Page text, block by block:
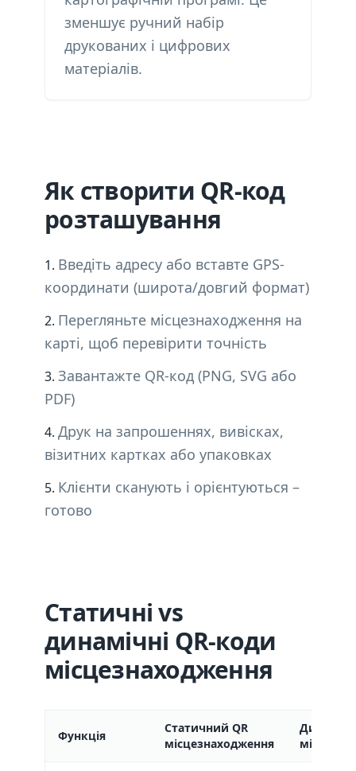
зменшує ручний набір
друкованих і цифрових
матеріалів.
Як створити QR-код
розташування
Введіть адресу або вставте GPS-
координати (широта/довгий формат)
Перегляньте місцезнаходження на
карті, щоб перевірити точність
Завантажте QR-код (PNG, SVG або
PDF)
Друк на запрошеннях, вивісках,
візитних картках або упаковках
Клієнти сканують і орієнтуються –
готово
Статичні vs
динамічні QR-коди
місцезнаходження
Функція
Статичний QR
місцезнаходження